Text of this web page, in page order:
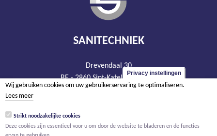
SANITECHNIEK
Drevendaal 30
BE - 2860 Sint-Katelijne-Waver
tel +32 15 20 93 44
BTW BE 426.444.365
Privacy instellingen
Wij gebruiken cookies om uw gebruikerservaring te optimaliseren.
Lees meer
Strikt noodzakelijke cookies
Deze cookies zijn essentieel voor u om door de website te bladeren en de functies